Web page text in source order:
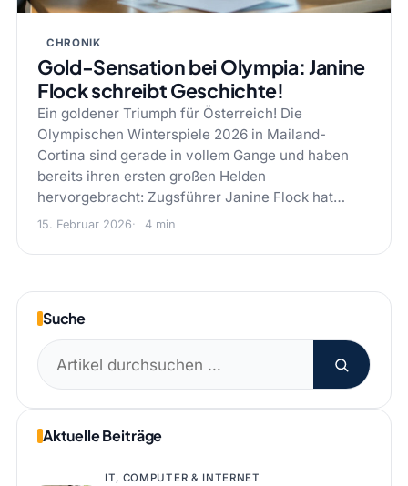
CHRONIK
Gold-Sensation bei Olympia: Janine
Flock schreibt Geschichte!
Ein goldener Triumph für Österreich! Die
Olympischen Winterspiele 2026 in Mailand-
Cortina sind gerade in vollem Gange und haben
bereits ihren ersten großen Helden
hervorgebracht: Zugsführer Janine Flock hat…
15. Februar 2026 4 min
Suche
Suchen
nach:
Aktuelle Beiträge
IT, COMPUTER & INTERNET